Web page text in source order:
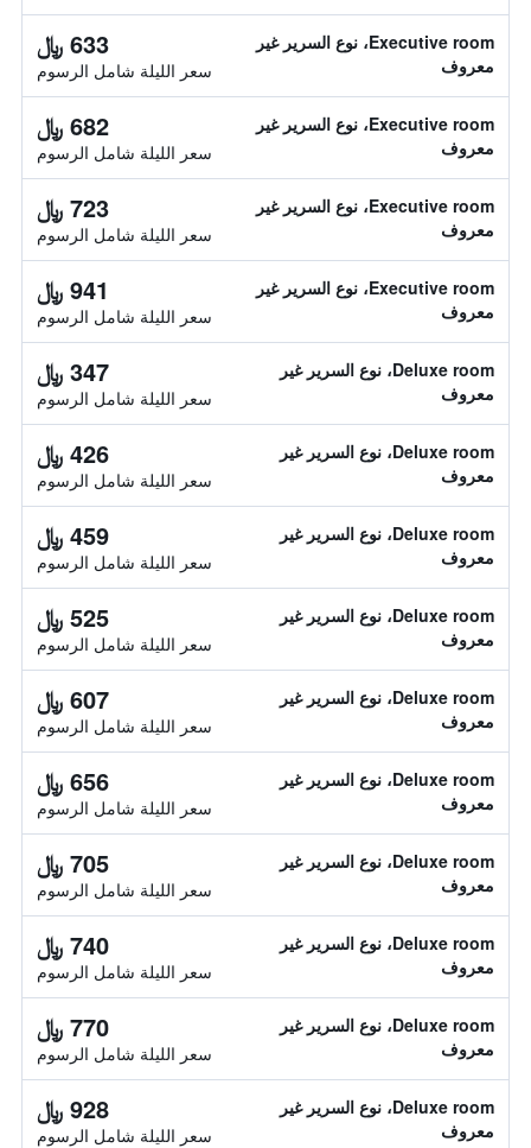
Executive room، نوع السرير غير
معروف
633 ﷼
سعر الليلة شامل الرسوم
Executive room، نوع السرير غير
معروف
682 ﷼
سعر الليلة شامل الرسوم
Executive room، نوع السرير غير
معروف
723 ﷼
سعر الليلة شامل الرسوم
Executive room، نوع السرير غير
معروف
941 ﷼
سعر الليلة شامل الرسوم
Deluxe room، نوع السرير غير
معروف
347 ﷼
سعر الليلة شامل الرسوم
Deluxe room، نوع السرير غير
معروف
426 ﷼
سعر الليلة شامل الرسوم
Deluxe room، نوع السرير غير
معروف
459 ﷼
سعر الليلة شامل الرسوم
Deluxe room، نوع السرير غير
معروف
525 ﷼
سعر الليلة شامل الرسوم
Deluxe room، نوع السرير غير
معروف
607 ﷼
سعر الليلة شامل الرسوم
Deluxe room، نوع السرير غير
معروف
656 ﷼
سعر الليلة شامل الرسوم
Deluxe room، نوع السرير غير
معروف
705 ﷼
سعر الليلة شامل الرسوم
Deluxe room، نوع السرير غير
معروف
740 ﷼
سعر الليلة شامل الرسوم
Deluxe room، نوع السرير غير
معروف
770 ﷼
سعر الليلة شامل الرسوم
Deluxe room، نوع السرير غير
معروف
928 ﷼
سعر الليلة شامل الرسوم